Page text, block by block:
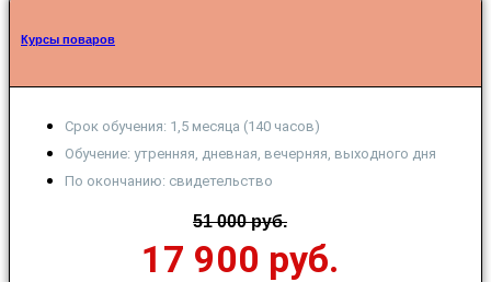
Курсы поваров
Срок обучения: 1,5 месяца (140 часов)
Обучение: утренняя, дневная, вечерняя, выходного дня
По окончанию: свидетельство
51 000 руб.
17 900 руб.